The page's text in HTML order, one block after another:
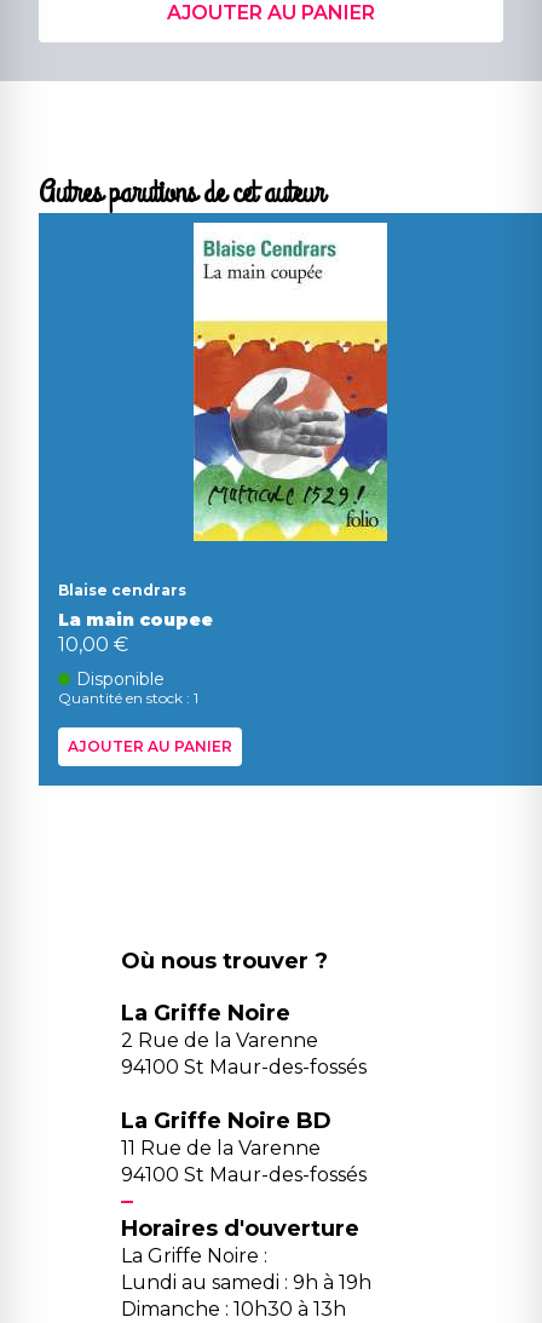
AJOUTER AU PANIER
Autres parutions de cet auteur
Blaise cendrars
La main coupee
10,00 €
Disponible
Quantité en stock : 1
AJOUTER AU PANIER
Où nous trouver ?
La Griffe Noire
2 Rue de la Varenne
94100 St Maur-des-fossés
La Griffe Noire BD
11 Rue de la Varenne
94100 St Maur-des-fossés
Horaires d'ouverture
La Griffe Noire :
Lundi au samedi : 9h à 19h
Dimanche : 10h30 à 13h